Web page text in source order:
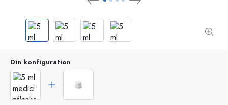
Din konfiguration